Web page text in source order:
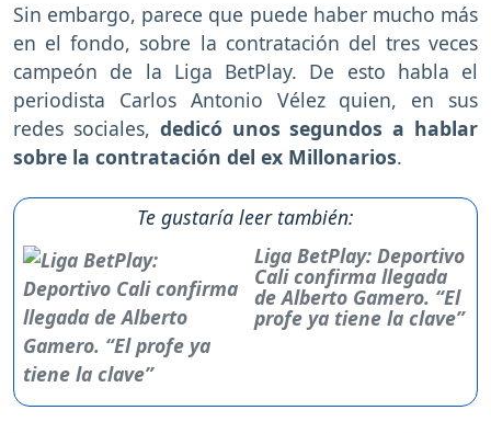
Sin embargo, parece que puede haber mucho más
en el fondo, sobre la contratación del tres veces
campeón de la Liga BetPlay. De esto habla el
periodista Carlos Antonio Vélez quien, en sus
redes sociales, dedicó unos segundos a hablar
sobre la contratación del ex Millonarios.
Te gustaría leer también:
Liga BetPlay: Deportivo
Cali confirma llegada
de Alberto Gamero. “El
profe ya tiene la clave”